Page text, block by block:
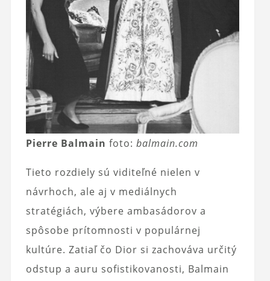
Pierre Balmain foto: balmain.com
Tieto rozdiely sú viditeľné nielen v
návrhoch, ale aj v mediálnych
stratégiách, výbere ambasádorov a
spôsobe prítomnosti v populárnej
kultúre. Zatiaľ čo Dior si zachováva určitý
odstup a auru sofistikovanosti, Balmain